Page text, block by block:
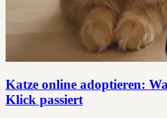
Katze online adoptieren:
Klick passiert